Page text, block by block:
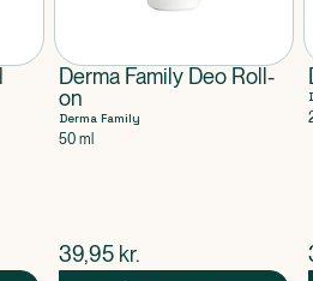
Derma Family Deo Roll-
on
Derma Family
50 ml
$nuværende pris
39,95 kr.